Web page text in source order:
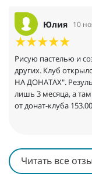
Юлия 10
Рисую пастелью и
других. Клуб
НА ДОНАТАХ".
лишь 3 месяца, а
от донат-клуба
Читать все